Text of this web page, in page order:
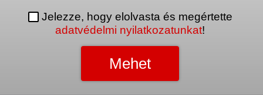
Jelezze, hogy elolvasta és megértette
adatvédelmi nyilatkozatunkat!